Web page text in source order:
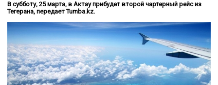
В субботу, 25 марта, в Актау прибудет второй чартерный рейс из
Тегерана, передает Tumba.kz.